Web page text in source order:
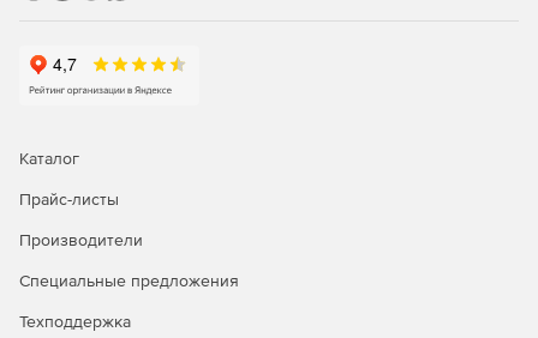
Сертифицированная защита Citrix с управлением
Защита Linux, обеспечивающая основные
возможности безопасности для клиентов Linux.
Каталог
Прайс-листы
Производители
Специальные предложения
Техподдержка